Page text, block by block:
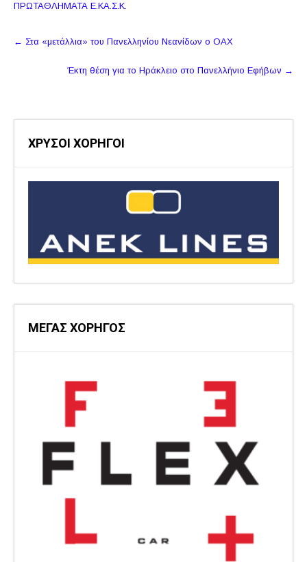
ΠΡΩΤΑΘΛΗΜΑΤΑ Ε.ΚΑ.Σ.Κ.
Πλοήγηση
← Στα «μετάλλια» του Πανελληνίου Νεανίδων ο ΟΑΧ
Έκτη θέση για το Ηράκλειο στο Πανελλήνιο Εφήβων →
ΧΡΥΣΟΙ ΧΟΡΗΓΟΙ
ΜΕΓΑΣ ΧΟΡΗΓΟΣ